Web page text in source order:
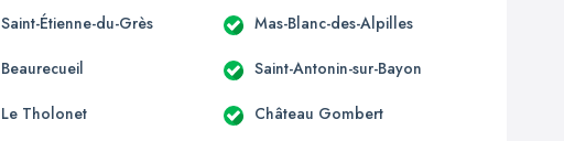
Saint-Étienne-du-Grès Mas-Blanc-des-Alpilles
Beaurecueil Saint-Antonin-sur-Bayon
Le Tholonet Château Gombert